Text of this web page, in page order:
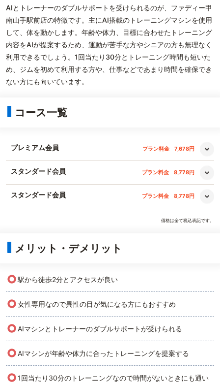
AIとトレーナーのダブルサポートを受けられるのが、ファディー甲
南山手駅前店の特徴です。主にAI搭載のトレーニングマシンを使用
して、体を動かします。年齢や体力、目標に合わせたトレーニング
内容をAIが提案するため、運動が苦手な方やシニアの方も無理なく
利用できるでしょう。1回当たり30分とトレーニング時間も短いた
め、ジムを初めて利用する方や、仕事などであまり時間を確保でき
ない方にも向いています。
コース一覧
プレミアム会員 プラン料金 7,678円
スタンダード会員 プラン料金 8,778円
スタンダード会員 プラン料金 8,778円
価格は全て税込表記です。
メリット・デメリット
○駅から徒歩2分とアクセスが良い
○女性専用なので異性の目が気になる方にもおすすめ
○AIマシンとトレーナーのダブルサポートが受けられる
○AIマシンが年齢や体力に合ったトレーニングを提案する
○1回当たり30分のトレーニングなので時間がないときにも通い